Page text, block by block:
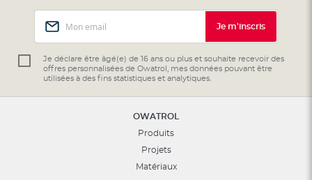
notre
lettre
d’information
Je m'inscris
Je déclare être âgé(e) de 16 ans ou plus et souhaite recevoir des
offres personnalisées de Owatrol, mes données pouvant être
utilisées à des fins statistiques et analytiques.
OWATROL
Produits
Projets
Matériaux